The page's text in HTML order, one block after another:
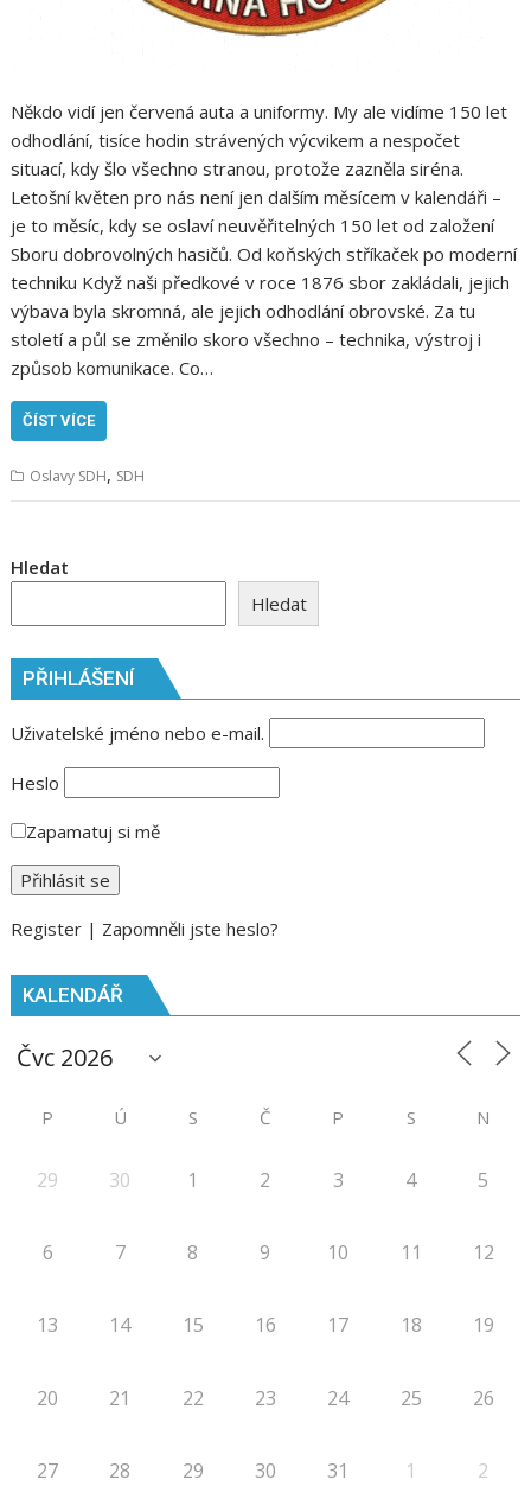
​Někdo vidí jen červená auta a uniformy. My ale vidíme 150 let
odhodlání, tisíce hodin strávených výcvikem a nespočet
situací, kdy šlo všechno stranou, protože zazněla siréna.
Letošní květen pro nás není jen dalším měsícem v kalendáři –
je to měsíc, kdy se oslaví neuvěřitelných 150 let od založení
Sboru dobrovolných hasičů. ​Od koňských stříkaček po moderní
techniku ​Když naši předkové v roce 1876 sbor zakládali, jejich
výbava byla skromná, ale jejich odhodlání obrovské. Za tu
století a půl se změnilo skoro všechno – technika, výstroj i
způsob komunikace. Co…
ČÍST VÍCE
Oslavy SDH, SDH
Hledat
Hledat
PŘIHLÁŠENÍ
Uživatelské jméno nebo e-mail.
Heslo
Zapamatuj si mě
Register | Zapomněli jste heslo?
KALENDÁŘ
P Ú S Č P S N
29 30 1 2 3 4 5
6 7 8 9 10 11 12
13 14 15 16 17 18 19
20 21 22 23 24 25 26
27 28 29 30 31 1 2